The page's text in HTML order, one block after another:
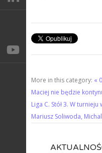
More in this category: «
Maciej nie będzie
Liga C. Stół 3. W
Mariusz Soliwoda,